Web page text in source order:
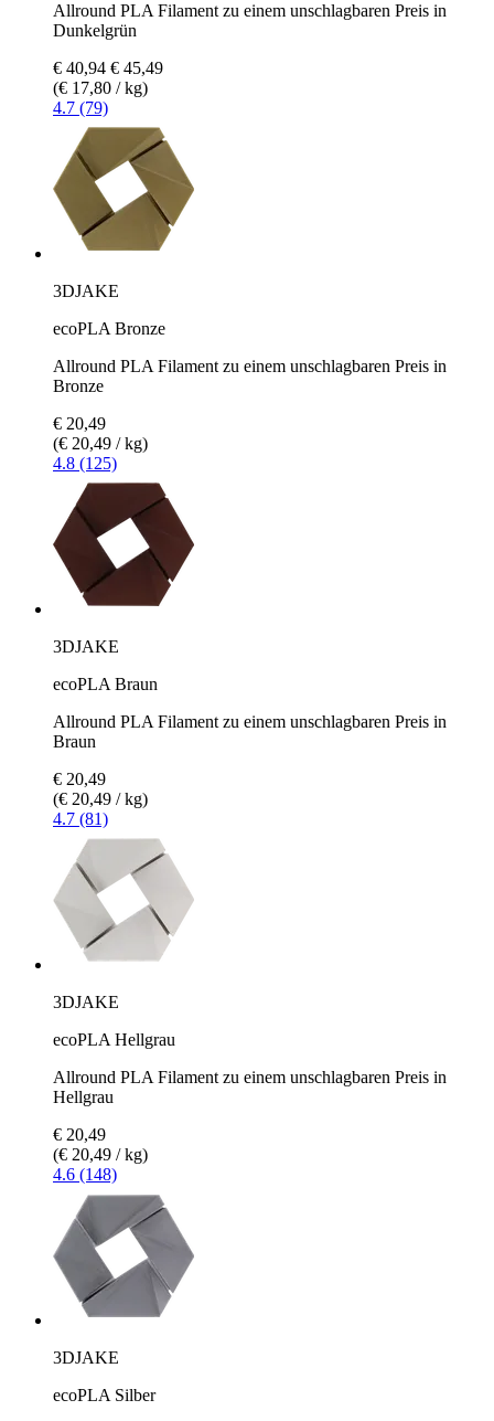
Allround PLA Filament zu einem unschlagbaren Preis in
Dunkelgrün
€ 40,94 € 45,49
(€ 17,80 / kg)
4.7 (79)
3DJAKE
ecoPLA Bronze
Allround PLA Filament zu einem unschlagbaren Preis in
Bronze
€ 20,49
(€ 20,49 / kg)
4.8 (125)
3DJAKE
ecoPLA Braun
Allround PLA Filament zu einem unschlagbaren Preis in
Braun
€ 20,49
(€ 20,49 / kg)
4.7 (81)
3DJAKE
ecoPLA Hellgrau
Allround PLA Filament zu einem unschlagbaren Preis in
Hellgrau
€ 20,49
(€ 20,49 / kg)
4.6 (148)
3DJAKE
ecoPLA Silber